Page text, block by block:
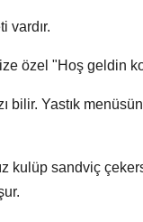
vardır.
özel "Hoş geldin
bilir. Yastık
kulüp sandviç